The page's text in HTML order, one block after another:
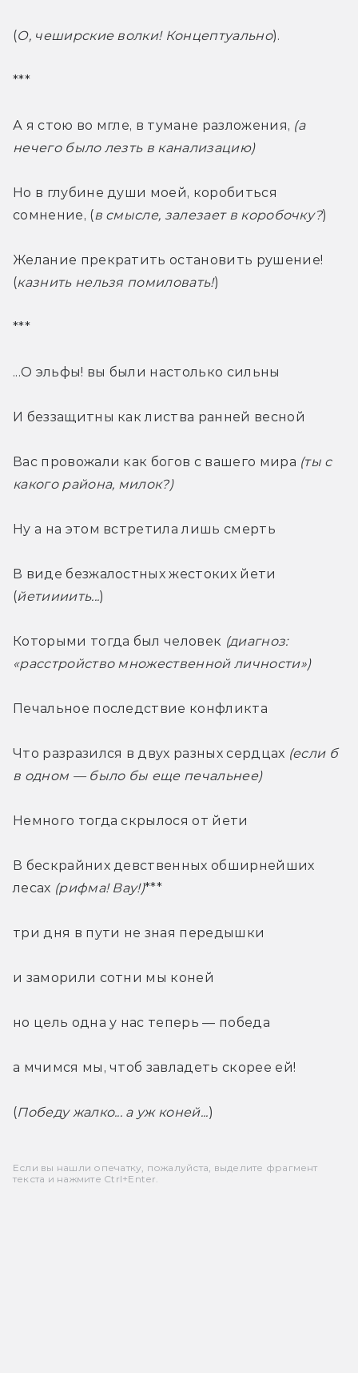
(О, чеширские волки! Концептуально).
***
А я стою во мгле, в тумане разложения, (а
нечего было лезть в канализацию)
Но в глубине души моей, коробиться
сомнение, (в смысле, залезает в коробочку?)
Желание прекратить остановить рушение!
(казнить нельзя помиловать!)
***
...О эльфы! вы были настолько сильны
И беззащитны как листва ранней весной
Вас провожали как богов с вашего мира (ты с
какого района, милок?)
Ну а на этом встретила лишь смерть
В виде безжалостных жестоких йети
(йетиииить...)
Которыми тогда был человек (диагноз:
«расстройство множественной личности»)
Печальное последствие конфликта
Что разразился в двух разных сердцах (если б
в одном — было бы еще печальнее)
Немного тогда скрылося от йети
В бескрайних девственных обширнейших
лесах (рифма! Вау!)***
три дня в пути не зная передышки
и заморили сотни мы коней
но цель одна у нас теперь — победа
а мчимся мы, чтоб завладеть скорее ей!
(Победу жалко... а уж коней...)
Если вы нашли опечатку, пожалуйста, выделите фрагмент
текста и нажмите Ctrl+Enter.